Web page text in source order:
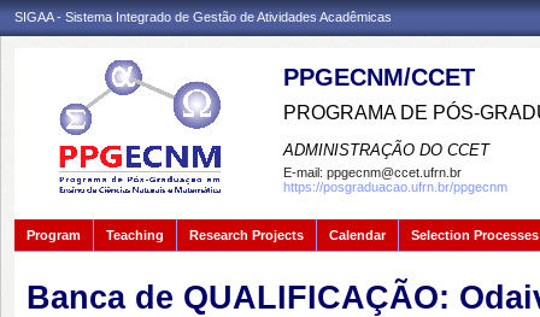
SIGAA - Sistema Integrado de Gestão de Atividades Acadêmicas
PPGECNM/CCET
PROGRAMA DE PÓS-
ADMINISTRAÇÃO DO CCET
E-mail: ppgecnm@ccet.ufrn.br
https://posgraduacao.ufrn.br/ppgecnm
Program Teaching Research Projects Calendar Selection Processes
Banca de QUALIFICAÇÃO: